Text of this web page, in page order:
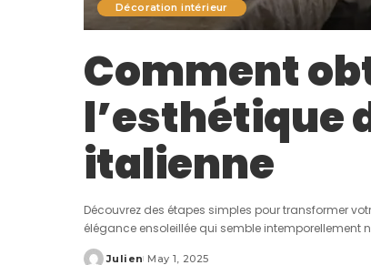
Décoration intérieur
Comment
l’esthétique
italienne
Découvrez des étapes simples pour transformer
élégance ensoleillée qui semble intemporellement
Julien May 1, 2025